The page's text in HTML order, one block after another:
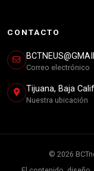
CONTACTO
Correo electrónico
Tijuana, Baja
Nuestra ubicación
© 2026